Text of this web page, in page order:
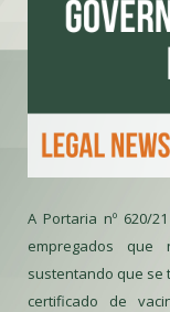
A Portaria nº 620/
empregados que
sustentando que se
certificado de